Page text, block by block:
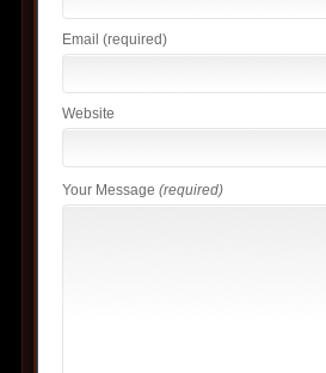
Email (required)
Website
Your Message (required)